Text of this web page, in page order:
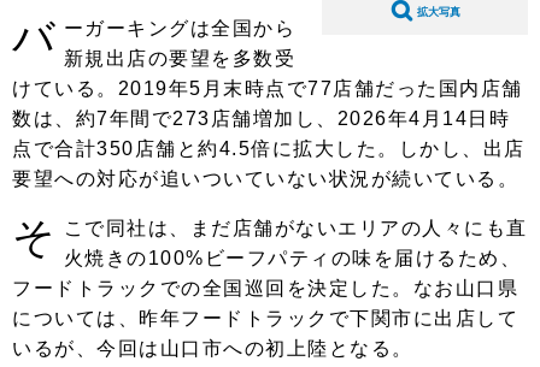
カーメーカー「旧車」関連プロジ
ェクト
インタビュー
イベント
イベント告知 イベントレポート
拡大写真
バ ーガーキングは全国から
新規出店の要望を多数受
けている。2019年5月末時点で77店舗だった国内店舗
数は、約7年間で273店舗増加し、2026年4月14日時
点で合計350店舗と約4.5倍に拡大した。しかし、出店
要望への対応が追いついていない状況が続いている。
そ
こで同社は、まだ店舗がないエリアの人々にも直
火焼きの100%ビーフパティの味を届けるため、
フードトラックでの全国巡回を決定した。なお山口県
については、昨年フードトラックで下関市に出店して
いるが、今回は山口市への初上陸となる。